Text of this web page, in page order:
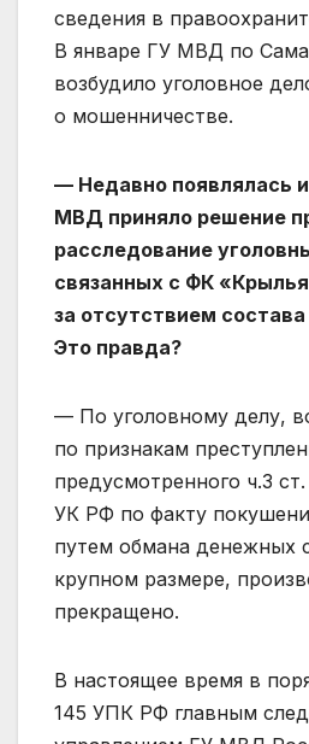
сведения в
В январе ГУ МВД по
возбудило уголовное
о мошенничестве.
— Недавно появлялась
МВД приняло решение
расследование
связанных с ФК
за отсутствием
Это правда?
— По уголовному делу,
по признакам
предусмотренного ч.3
УК РФ по факту
путем обмана денежных
крупном размере,
прекращено.
В настоящее время в
145 УПК РФ главным